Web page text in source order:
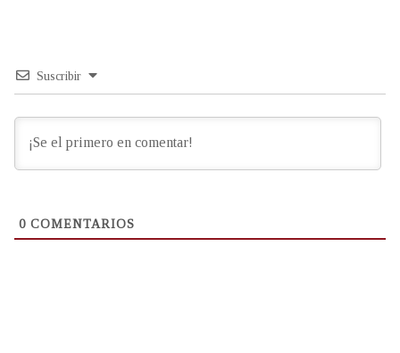
Suscribir
0 COMENTARIOS